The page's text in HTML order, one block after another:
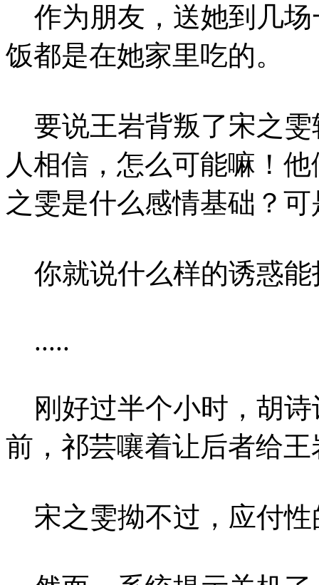
作为朋友，送她到几场
饭都是在她家里吃的。
要说王岩背叛了宋之雯
人相信，怎么可能嘛！
之雯是什么感情基础？
你就说什么样的诱惑能
.....
刚好过半个小时，胡诗
前，祁芸嚷着让后者给
宋之雯拗不过，应付性